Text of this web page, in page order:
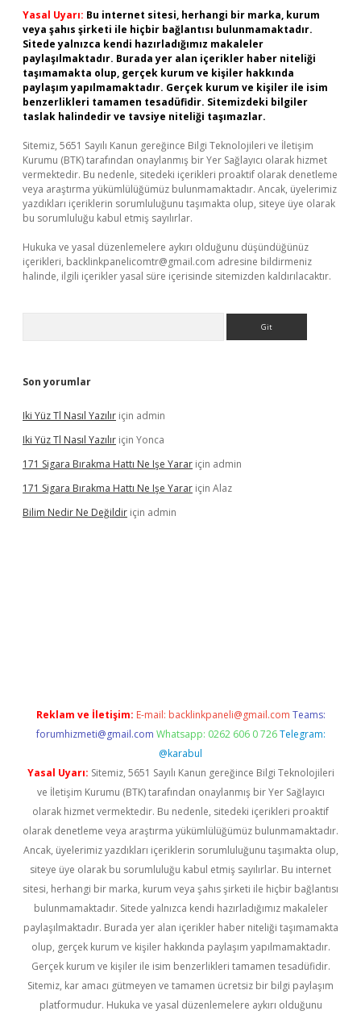
Yasal Uyarı: Bu internet sitesi, herhangi bir marka, kurum
veya şahıs şirketi ile hiçbir bağlantısı bulunmamaktadır.
Sitede yalnızca kendi hazırladığımız makaleler
paylaşılmaktadır. Burada yer alan içerikler haber niteliği
taşımamakta olup, gerçek kurum ve kişiler hakkında
paylaşım yapılmamaktadır. Gerçek kurum ve kişiler ile isim
benzerlikleri tamamen tesadüfidir. Sitemizdeki bilgiler
taslak halindedir ve tavsiye niteliği taşımazlar.
Sitemiz, 5651 Sayılı Kanun gereğince Bilgi Teknolojileri ve İletişim
Kurumu (BTK) tarafından onaylanmış bir Yer Sağlayıcı olarak hizmet
vermektedir. Bu nedenle, sitedeki içerikleri proaktif olarak denetleme
veya araştırma yükümlülüğümüz bulunmamaktadır. Ancak, üyelerimiz
yazdıkları içeriklerin sorumluluğunu taşımakta olup, siteye üye olarak
bu sorumluluğu kabul etmiş sayılırlar.
Hukuka ve yasal düzenlemelere aykırı olduğunu düşündüğünüz
içerikleri, backlinkpanelicomtr@gmail.com adresine bildirmeniz
halinde, ilgili içerikler yasal süre içerisinde sitemizden kaldırılacaktır.
Son yorumlar
Iki Yüz Tl Nasıl Yazılır için admin
Iki Yüz Tl Nasıl Yazılır için Yonca
171 Sigara Bırakma Hattı Ne Işe Yarar için admin
171 Sigara Bırakma Hattı Ne Işe Yarar için Alaz
Bilim Nedir Ne Değildir için admin
Reklam ve İletişim: E-mail: backlinkpaneli@gmail.com Teams:
forumhizmeti@gmail.com Whatsapp: 0262 606 0 726 Telegram:
@karabul
Yasal Uyarı: Sitemiz, 5651 Sayılı Kanun gereğince Bilgi Teknolojileri
ve İletişim Kurumu (BTK) tarafından onaylanmış bir Yer Sağlayıcı
olarak hizmet vermektedir. Bu nedenle, sitedeki içerikleri proaktif
olarak denetleme veya araştırma yükümlülüğümüz bulunmamaktadır.
Ancak, üyelerimiz yazdıkları içeriklerin sorumluluğunu taşımakta olup,
siteye üye olarak bu sorumluluğu kabul etmiş sayılırlar. Bu internet
sitesi, herhangi bir marka, kurum veya şahıs şirketi ile hiçbir bağlantısı
bulunmamaktadır. Sitede yalnızca kendi hazırladığımız makaleler
paylaşılmaktadır. Burada yer alan içerikler haber niteliği taşımamakta
olup, gerçek kurum ve kişiler hakkında paylaşım yapılmamaktadır.
Gerçek kurum ve kişiler ile isim benzerlikleri tamamen tesadüfidir.
Sitemiz, kar amacı gütmeyen ve tamamen ücretsiz bir bilgi paylaşım
platformudur. Hukuka ve yasal düzenlemelere aykırı olduğunu